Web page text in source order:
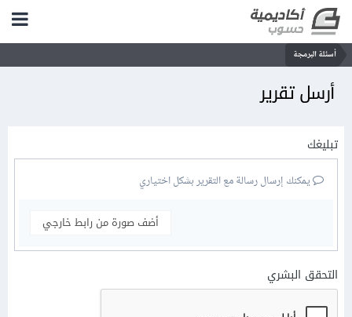
أسئلة البرمجة
أرسل تقرير
تبليغك
يمكنك إرسال رسالة مع التقرير بشكل اختياري
أضف صورة من رابط خارجي
التحقق البشري